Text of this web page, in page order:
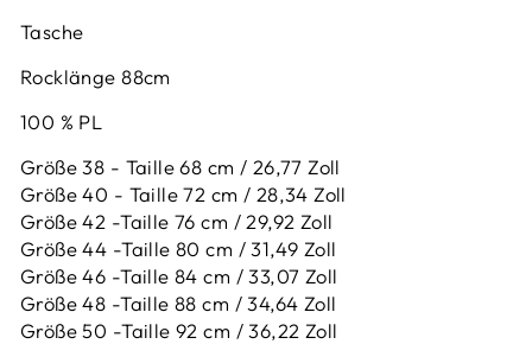
Tasche
Rocklänge 88cm
100 % PL
Größe 38 - Taille 68 cm / 26,77 Zoll
Größe 40 - Taille 72 cm / 28,34 Zoll
Größe 42 -Taille 76 cm / 29,92 Zoll
Größe 44 -Taille 80 cm / 31,49 Zoll
Größe 46 -Taille 84 cm / 33,07 Zoll
Größe 48 -Taille 88 cm / 34,64 Zoll
Größe 50 -Taille 92 cm / 36,22 Zoll